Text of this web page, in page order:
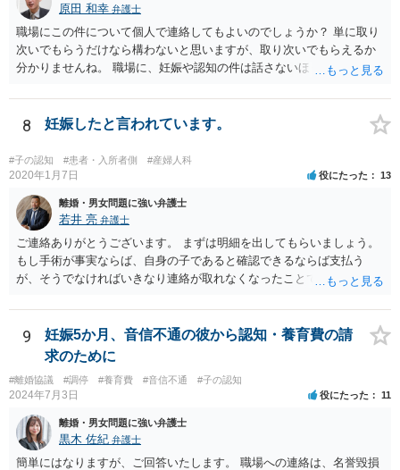
原田 和幸 弁護士
職場にこの件について個人で連絡してもよいのでしょうか？ 単に取り
次いでもらうだけなら構わないと思いますが、取り次いでもらえるか
分かりませんね。 職場に、妊娠や認知の件は話さないほうがよいと思
難しいと思われれば、弁護士に入ってもらうことも検討されてくださ
い。 一度、お近くの弁護士に相談されてみてもよいと思います。
8 妊娠したと言われています。
#子の認知 #患者・入所者側 #産婦人科
2020年1月7日 役にたった 13
離婚・男女問題に強い弁護士
若井 亮 弁護士
ご連絡ありがとうございます。 まずは明細を出してもらいましょう。
もし手術が事実ならば、自身の子であると確認できるならば支払う
が、そうでなければいきなり連絡が取れなくなったことで不信感もあ
してはいかがでしょうか。 代理人となる場合ですが、事務所ごとにま
ちまちです。 弊所の場合、交渉をお受けするとなると20万円くらいが
多いかと思います。
9
妊娠5か月、音信不通の彼から認知・養育費の請
求のために
#離婚協議 #調停 #養育費 #音信不通 #子の認知
2024年7月3日 役にたった 11
離婚・男女問題に強い弁護士
黒木 佐紀 弁護士
簡単にはなりますが、ご回答いたします。 職場への連絡は、名誉毀損